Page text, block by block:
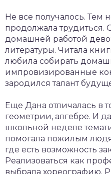
Не все получалось. Тем
продолжала
домашней работой
литературы. Читала
любила собирать
импровизированные
зародился талант
Еще Дана отличалась в
геометрии, алгебре. И
школьной неделе
помогала пожилым
где есть возможность
Реализоваться как
выбрала хореографию.